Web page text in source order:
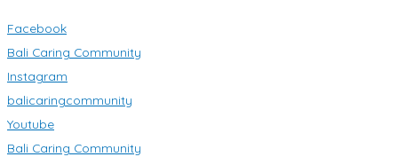
Facebook
Bali Caring Community
Instagram
balicaringcommunity
Youtube
Bali Caring Community